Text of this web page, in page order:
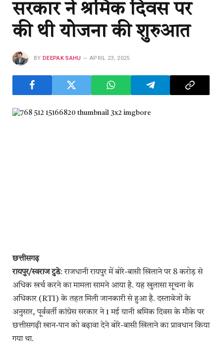
सरकार ने श्रमिक दिवस पर
की थी योजना की शुरुआत
BY DEEPAK SAHU APRIL 23, 2025
छत्तीसगढ़
रायपुर/स्वराज टुडे: राजधानी रायपुर में बोरे-बासी खिलाने पर 8 करोड़ से
अधिक खर्च करने का मामला सामने आया है. यह खुलासा सूचना के
अधिकार (RTI) के तहत मिली जानकारी से हुआ है. दस्तावेजों के
अनुसार, पूर्ववर्ती कांग्रेस सरकार ने 1 मई यानी श्रमिक दिवस के मौके पर
छत्तीसगढ़ी खान-पान को बढ़ावा देने बोरे-बासी खिलाने का प्रावधान किया
गया था.